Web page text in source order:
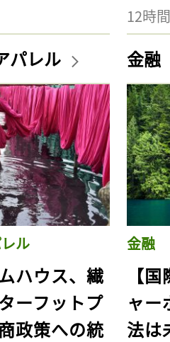
12時
パレル
ル
ハウス、繊
ーフットプ
政策への統
金融
金融
【
ャー
法は